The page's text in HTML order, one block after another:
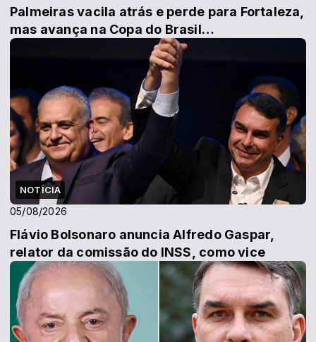
Palmeiras vacila atrás e perde para Fortaleza,
mas avança na Copa do Brasil…
NOTÍCIA
05/08/2026
Flávio Bolsonaro anuncia Alfredo Gaspar,
relator da comissão do INSS, como vice